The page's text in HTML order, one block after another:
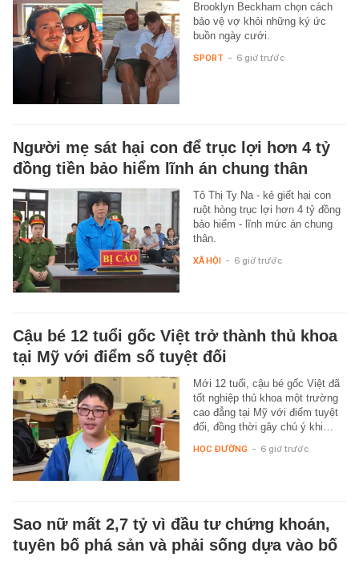
Brooklyn Beckham chọn cách
bảo vệ vợ khỏi những ký ức
buồn ngày cưới.
SPORT - 6 giờ trước
Người mẹ sát hại con để trục lợi hơn 4 tỷ
đồng tiền bảo hiểm lĩnh án chung thân
Tô Thị Ty Na - kẻ giết hại con
ruột hòng trục lợi hơn 4 tỷ đồng
bảo hiểm - lĩnh mức án chung
thân.
XÃ HỘI - 6 giờ trước
Cậu bé 12 tuổi gốc Việt trở thành thủ khoa
tại Mỹ với điểm số tuyệt đối
Mới 12 tuổi, cậu bé gốc Việt đã
tốt nghiệp thủ khoa một trường
cao đẳng tại Mỹ với điểm tuyệt
đối, đồng thời gây chú ý khi…
HỌC ĐƯỜNG - 6 giờ trước
Sao nữ mất 2,7 tỷ vì đầu tư chứng khoán,
tuyên bố phá sản và phải sống dựa vào bố